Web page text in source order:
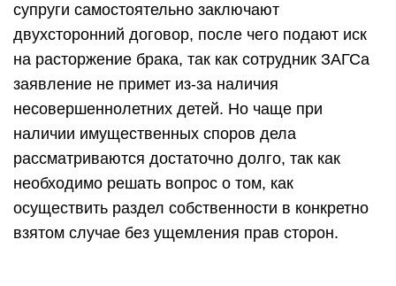
супруги самостоятельно заключают
двухсторонний договор, после чего подают иск
на расторжение брака, так как сотрудник ЗАГСа
заявление не примет из-за наличия
несовершеннолетних детей. Но чаще при
наличии имущественных споров дела
рассматриваются достаточно долго, так как
необходимо решать вопрос о том, как
осуществить раздел собственности в конкретно
взятом случае без ущемления прав сторон.